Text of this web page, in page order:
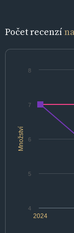
Počet recenzí
Množství
2024
5
6
7
4
8